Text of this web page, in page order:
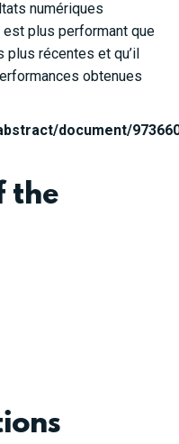
numériques
plus performant que
récentes et qu’il
obtenues
document/
the